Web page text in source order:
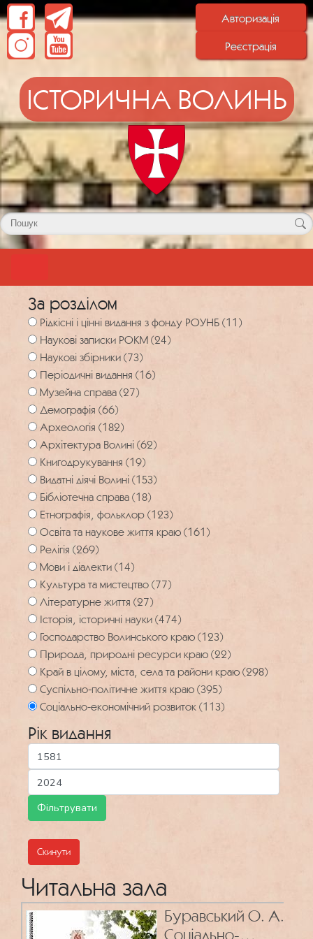
Авторизація
Реєстрація
ІСТОРИЧНА ВОЛИНЬ
За розділом
Рідкісні і цінні видання з фонду РОУНБ (11)
Наукові записки РОКМ (24)
Наукові збірники (73)
Періодичні видання (16)
Музейна справа (27)
Демографія (66)
Археологія (182)
Архітектура Волині (62)
Книгодрукування (19)
Видатні діячі Волині (153)
Бібліотечна справа (18)
Етнографія, фольклор (123)
Освіта та наукове життя краю (161)
Релігія (269)
Мови і діалекти (14)
Культура та мистецтво (77)
Літературне життя (27)
Історія, історичні науки (474)
Господарство Волинського краю (123)
Природа, природні ресурси краю (22)
Край в цілому, міста, села та райони краю (298)
Суспільно-політичне життя краю (395)
Соціально-економічний розвиток (113)
Рік видання
Скинути
Читальна зала
Буравський О. А.
Соціально-